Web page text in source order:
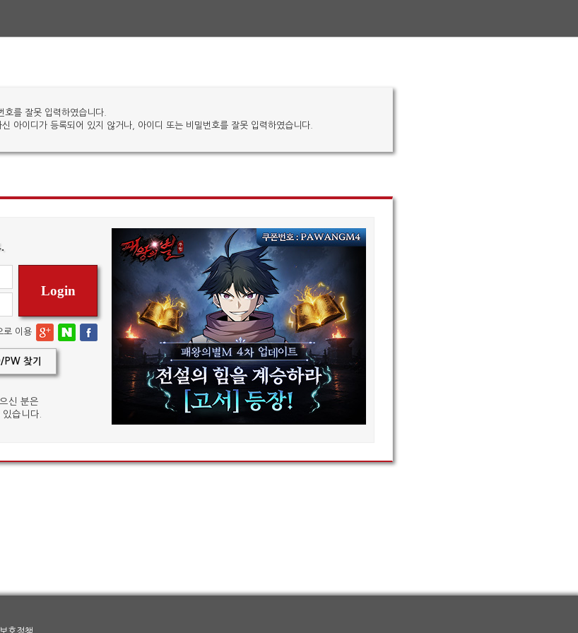
호를 잘못 입력하였습니다.
아이디가 등록되어 있지 않거나, 아이디 또는 비밀번호를 잘못 입력하였습니다.
로 이용
PW 찾기
신 분은
습니다.